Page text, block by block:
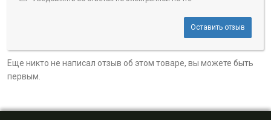
Оставить отзыв
Еще никто не написал отзыв об этом товаре, вы можете быть
первым.